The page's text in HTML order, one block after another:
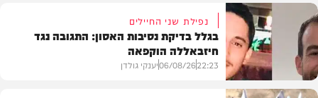
נפילת שני החיילים
בגלל בדיקת נסיבות האסון: התגובה נגד
חיזבאללה הוקפאה
22:23
06/08/26יענקי גולדן